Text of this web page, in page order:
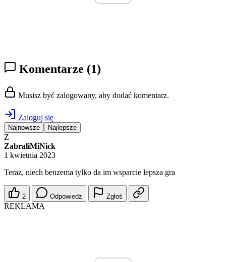
Komentarze (1)
Musisz być zalogowany, aby dodać komentarz.
Zaloguj się
Najnowsze Najlepsze
Z
ZabraliMiNick
1 kwietnia 2023
Teraz, niech benzema tylko da im wsparcie lepsza gra
2 Odpowiedz Zgłoś
REKLAMA